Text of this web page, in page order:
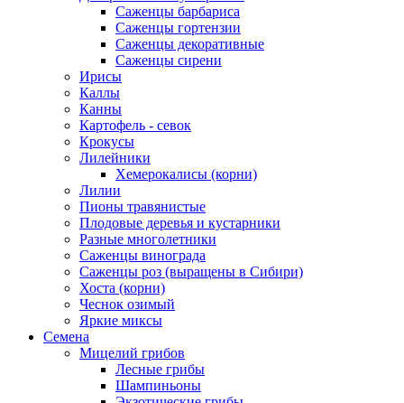
Саженцы барбариса
Саженцы гортензии
Саженцы декоративные
Саженцы сирени
Ирисы
Каллы
Канны
Картофель - севок
Крокусы
Лилейники
Хемерокалисы (корни)
Лилии
Пионы травянистые
Плодовые деревья и кустарники
Разные многолетники
Саженцы винограда
Саженцы роз (выращены в Сибири)
Хоста (корни)
Чеснок озимый
Яркие миксы
Семена
Мицелий грибов
Лесные грибы
Шампиньоны